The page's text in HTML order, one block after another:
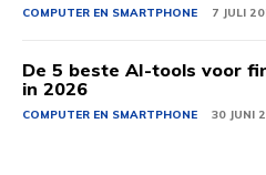
COMPUTER EN SMARTPHONE 7 JULI
De 5 beste AI-tools voor
in 2026
COMPUTER EN SMARTPHONE 30 JUNI